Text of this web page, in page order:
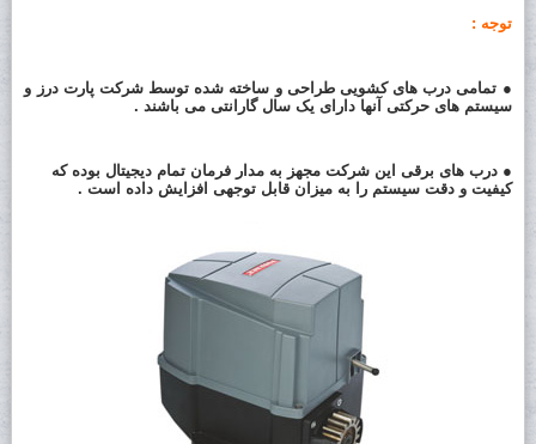
توجه :
● تمامی درب های کشویی طراحی و ساخته شده توسط شرکت پارت درز و
سیستم های حرکتی آنها دارای یک سال گارانتی می باشند .
● درب های برقی این شرکت مجهز به مدار فرمان تمام دیجیتال بوده که
کیفیت و دقت سیستم را به میزان قابل توجهی افزایش داده است .